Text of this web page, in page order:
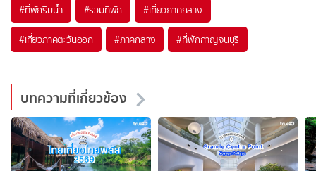
#ที่พักริมน้ำ #รวมที่พัก #เที่ยวภาคกลาง
#เที่ยวภาคตะวันออก #ภาคกลาง #ที่พักกาญจนบุรี
บทความที่เกี่ยวข้อง